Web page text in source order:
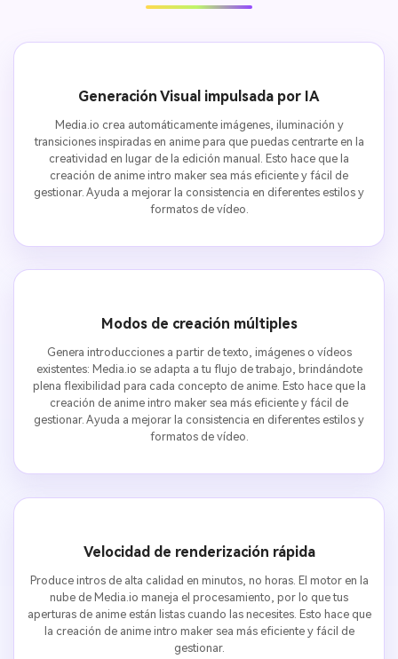
Generación Visual impulsada por IA
Media.io crea automáticamente imágenes, iluminación y
transiciones inspiradas en anime para que puedas centrarte en la
creatividad en lugar de la edición manual. Esto hace que la
creación de anime intro maker sea más eficiente y fácil de
gestionar. Ayuda a mejorar la consistencia en diferentes estilos y
formatos de vídeo.
Modos de creación múltiples
Genera introducciones a partir de texto, imágenes o vídeos
existentes: Media.io se adapta a tu flujo de trabajo, brindándote
plena flexibilidad para cada concepto de anime. Esto hace que la
creación de anime intro maker sea más eficiente y fácil de
gestionar. Ayuda a mejorar la consistencia en diferentes estilos y
formatos de vídeo.
Velocidad de renderización rápida
Produce intros de alta calidad en minutos, no horas. El motor en la
nube de Media.io maneja el procesamiento, por lo que tus
aperturas de anime están listas cuando las necesites. Esto hace que
la creación de anime intro maker sea más eficiente y fácil de
gestionar.